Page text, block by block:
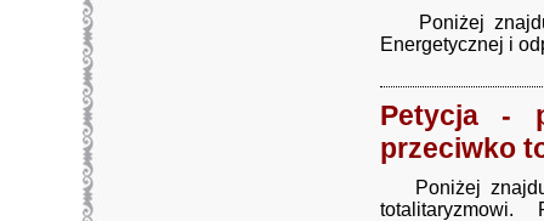
Poniżej
Energetycznej i
Petycja -
przeciwko
Poniżej
totalitaryzmowi.